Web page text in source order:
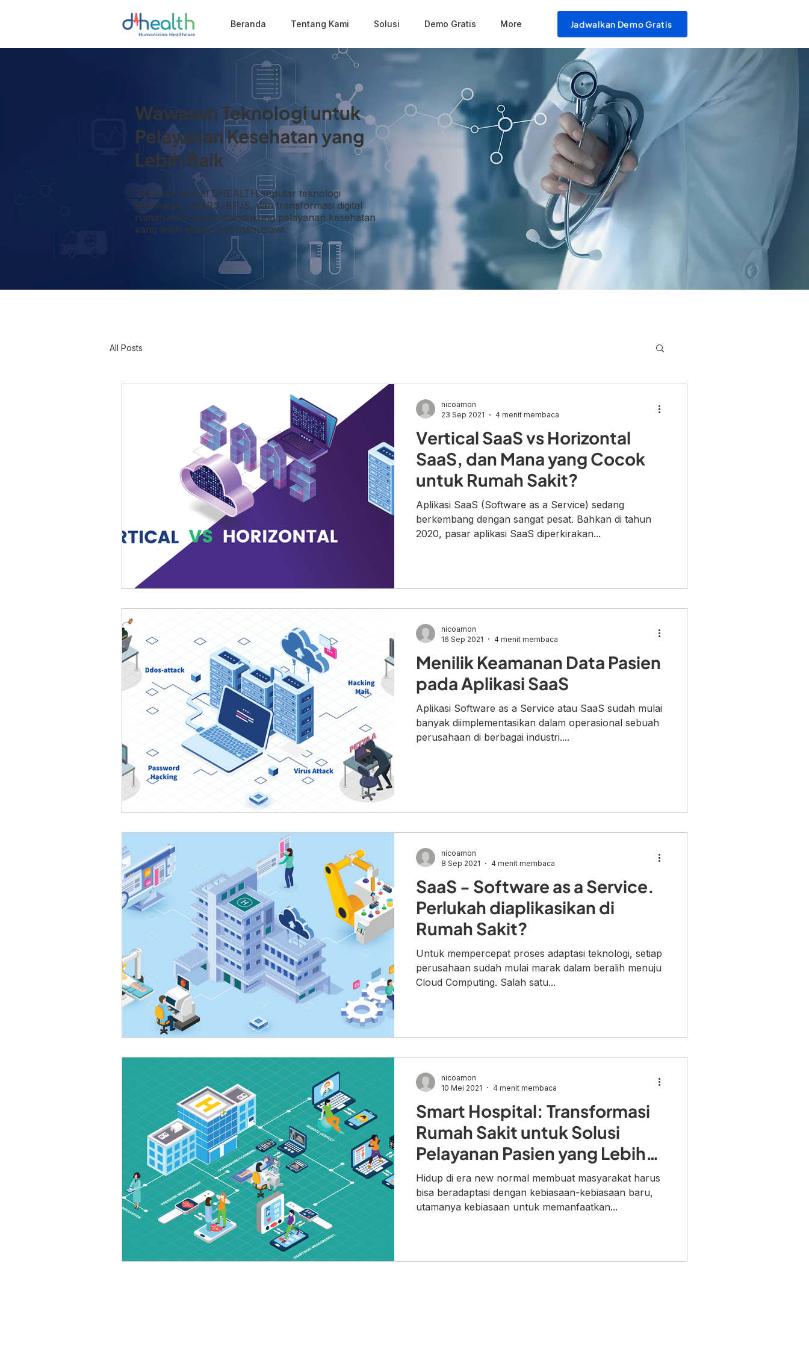
Beranda Tentang Kami Solusi Demo Gratis More Jadwalkan Demo Gratis
Wawasan Teknologi untuk
Pelayanan Kesehatan yang
Lebih Baik
Temukan artikel DHEALTH seputar teknologi
kesehatan, SIMRS, BPJS, dan transformasi digital
rumah sakit untuk mendukung pelayanan kesehatan
yang lebih efisien dan manusiawi.
All Posts
Vertical SaaS vs Horizontal
SaaS, dan Mana yang Cocok
untuk Rumah Sakit?
Aplikasi SaaS (Software as a Service) sedang
berkembang dengan sangat pesat. Bahkan di tahun
2020, pasar aplikasi SaaS diperkirakan...
nicoamon
23 Sep 2021
4 menit membaca
Menilik Keamanan Data Pasien
pada Aplikasi SaaS
Aplikasi Software as a Service atau SaaS sudah mulai
banyak diimplementasikan dalam operasional sebuah
perusahaan di berbagai industri....
nicoamon
16 Sep 2021
4 menit membaca
SaaS - Software as a Service.
Perlukah diaplikasikan di
Rumah Sakit?
Untuk mempercepat proses adaptasi teknologi, setiap
perusahaan sudah mulai marak dalam beralih menuju
Cloud Computing. Salah satu...
nicoamon
8 Sep 2021
4 menit membaca
Smart Hospital: Transformasi
Rumah Sakit untuk Solusi
Pelayanan Pasien yang Lebih
Baik
Hidup di era new normal membuat masyarakat harus
bisa beradaptasi dengan kebiasaan-kebiasaan baru,
utamanya kebiasaan untuk memanfaatkan...
nicoamon
10 Mei 2021
4 menit membaca